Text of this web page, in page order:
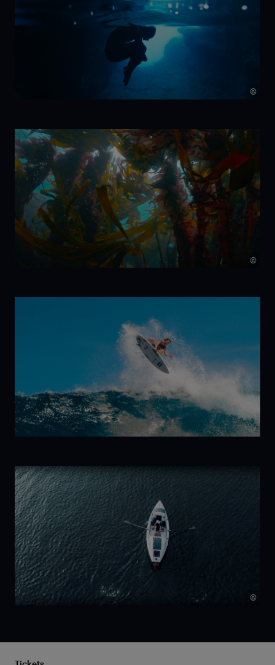
NIKA
©
7 Beats per
Minute
©
Kelp!
Trilogy:
New Wave
©